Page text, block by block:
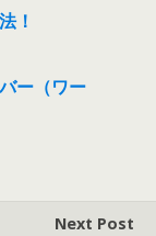
！
ー（ワー
Next Post